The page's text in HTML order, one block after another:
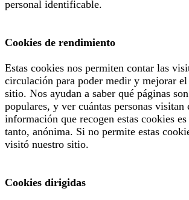
personal identificable.
Cookies de rendimiento
Estas cookies nos permiten contar las
circulación para poder medir y mejorar el
sitio. Nos ayudan a saber qué páginas
populares, y ver cuántas personas
información que recogen estas cookies
tanto, anónima. Si no permite estas
visitó nuestro sitio.
Cookies dirigidas